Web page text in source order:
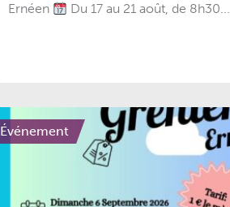
Ernéen
Du 17 au 21 août, de 8h30...
Événement